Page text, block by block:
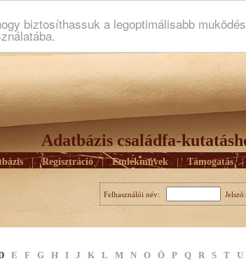
biztosíthassuk a legoptimálisabb
Adatbázis családfa-
| Regisztráció | Emlékmûvek | Támogatás |
Felhasználói név:
E F G H I J K L M N O Ö P Q R S T U